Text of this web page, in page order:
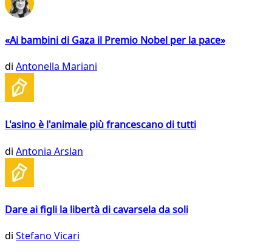
«Ai bambini di Gaza il Premio Nobel per la pace»
di Antonella Mariani
L'asino è l'animale più francescano di tutti
di Antonia Arslan
Dare ai figli la libertà di cavarsela da soli
di Stefano Vicari